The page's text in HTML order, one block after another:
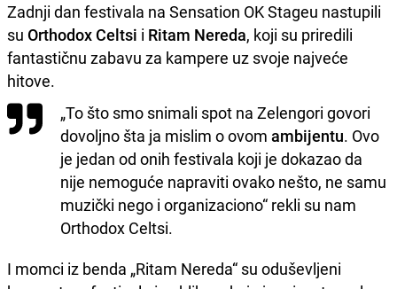
Zadnji dan festivala na Sensation OK Stageu nastupili
su Orthodox Celtsi i Ritam Nereda, koji su priredili
fantastičnu zabavu za kampere uz svoje najveće
hitove.
„To što smo snimali spot na Zelengori govori
dovoljno šta ja mislim o ovom ambijentu. Ovo
je jedan od onih festivala koji je dokazao da
nije nemoguće napraviti ovako nešto, ne samu
muzički nego i organizaciono“ rekli su nam
Orthodox Celtsi.
I momci iz benda „Ritam Nereda“ su oduševljeni